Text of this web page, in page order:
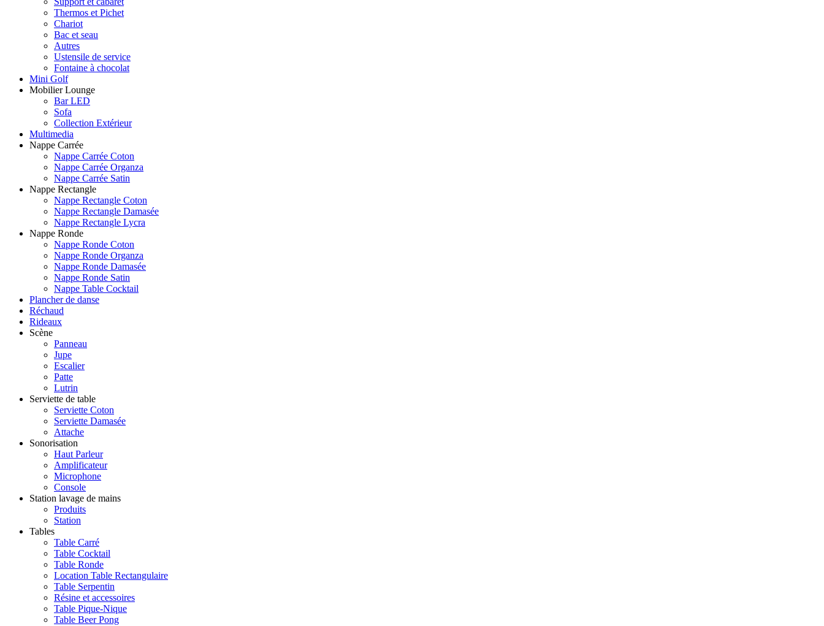
Thermos et Pichet
Chariot
Bac et seau
Autres
Ustensile de service
Fontaine à chocolat
Mini Golf
Mobilier Lounge
Bar LED
Sofa
Collection Extérieur
Multimedia
Nappe Carrée
Nappe Carrée Coton
Nappe Carrée Organza
Nappe Carrée Satin
Nappe Rectangle
Nappe Rectangle Coton
Nappe Rectangle Damasée
Nappe Rectangle Lycra
Nappe Ronde
Nappe Ronde Coton
Nappe Ronde Organza
Nappe Ronde Damasée
Nappe Ronde Satin
Nappe Table Cocktail
Plancher de danse
Réchaud
Rideaux
Scène
Panneau
Jupe
Escalier
Patte
Lutrin
Serviette de table
Serviette Coton
Serviette Damasée
Attache
Sonorisation
Haut Parleur
Amplificateur
Microphone
Console
Station lavage de mains
Produits
Station
Tables
Table Carré
Table Cocktail
Table Ronde
Location Table Rectangulaire
Table Serpentin
Résine et accessoires
Table Pique-Nique
Table Beer Pong